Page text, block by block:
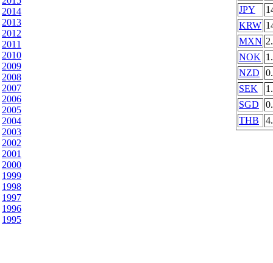
2014
2013
2012
2011
2010
2009
2008
2007
2006
2005
2004
2003
2002
2001
2000
1999
1998
1997
1996
1995
JPY
KRW
MXN
NOK
NZD
SEK
SGD
THB